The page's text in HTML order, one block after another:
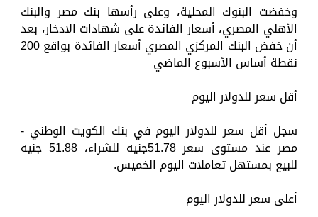
وخفضت البنوك المحلية، وعلى رأسها بنك مصر والبنك
الأهلي المصري، أسعار الفائدة على شهادات الادخار، بعد
أن خفض البنك المركزي المصري أسعار الفائدة بواقع 200
نقطة أساس الأسبوع الماضي
أقل سعر للدولار اليوم
سجل أقل سعر للدولار اليوم في بنك الكويت الوطني -
مصر عند مستوى سعر 51.78جنيه للشراء، 51.88 جنيه
للبيع بمستهل تعاملات اليوم الخميس.
أعلى سعر للدولار اليوم